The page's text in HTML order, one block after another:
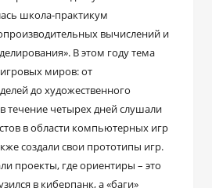
школа-практикум
вычислений и
В этом году тема
миров: от
до художественного
течение четырех дней слушали
в области компьютерных игр
создали свои прототипы игр.
проекты, где ориентиры – это
в киберпанк, а «баги»